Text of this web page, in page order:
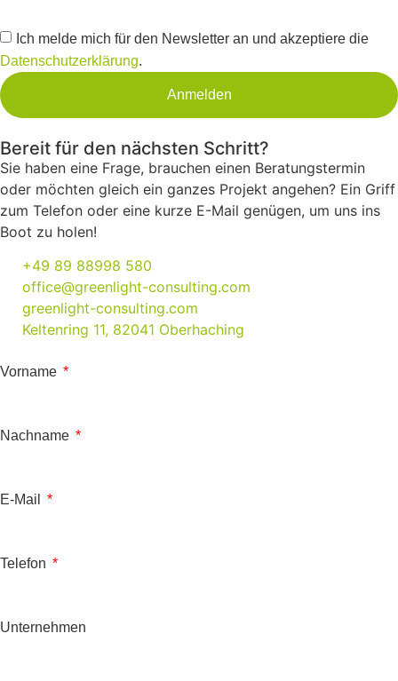
Ich melde mich für den Newsletter an und akzeptiere die
Datenschutzerklärung.
Anmelden
Bereit für den nächsten Schritt?
Sie haben eine Frage, brauchen einen Beratungstermin
oder möchten gleich ein ganzes Projekt angehen? Ein Griff
zum Telefon oder eine kurze E-Mail genügen, um uns ins
Boot zu holen!
+49 89 88998 580
office@greenlight-consulting.com
greenlight-consulting.com
Keltenring 11, 82041 Oberhaching
Vorname
Nachname
E-Mail
Telefon
Unternehmen